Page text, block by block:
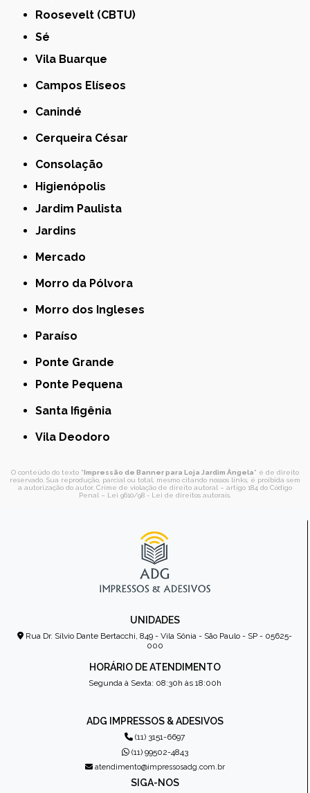
Roosevelt (CBTU)
Sé
Vila Buarque
Campos Elíseos
Canindé
Cerqueira César
Consolação
Higienópolis
Jardim Paulista
Jardins
Mercado
Morro da Pólvora
Morro dos Ingleses
Paraíso
Ponte Grande
Ponte Pequena
Santa Ifigênia
Vila Deodoro
O conteúdo do texto "Impressão de Banner para Loja Jardim Ângela" é de direito
reservado. Sua reprodução, parcial ou total, mesmo citando nossos links, é proibida sem
a autorização do autor. Crime de violação de direito autoral – artigo 184 do Código
Penal – Lei 9610/98 - Lei de direitos autorais
UNIDADES
Rua Dr. Sílvio Dante Bertacchi, 849 - Vila Sônia - São Paulo - SP - 05625-
000
HORÁRIO DE ATENDIMENTO
Segunda à Sexta: 08:30h às 18:00h
ADG IMPRESSOS & ADESIVOS
(11) 3151-6697
(11) 99502-4843
atendimento@impressosadg.com.br
SIGA-NOS